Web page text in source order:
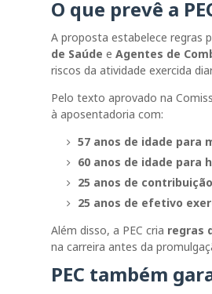
O que prevê a
A proposta estabelece regras
de Saúde e Agentes de
riscos da atividade exercida
Pelo texto aprovado na
à aposentadoria com:
57 anos de idade para
60 anos de idade para
25 anos de contribuição
25 anos de efetivo
Além disso, a PEC cria regras
na carreira antes da
PEC também